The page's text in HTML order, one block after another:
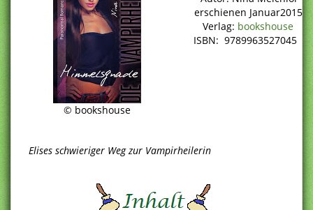
© bookshouse
erschienen Januar2015
Verlag: bookshouse
ISBN: 9789963527045
Elises schwieriger Weg zur Vampirheilerin